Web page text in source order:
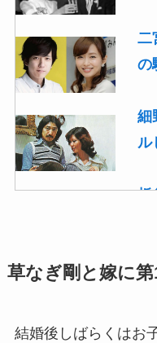
二
の
細
ル
板
菊
草なぎ剛と嫁に第
結婚後しばらくはお